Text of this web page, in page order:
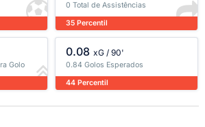
0 Total de Assistências
35 Percentil
Golo
0.08 xG / 90'
0.84 Golos Esperados
44 Percentil